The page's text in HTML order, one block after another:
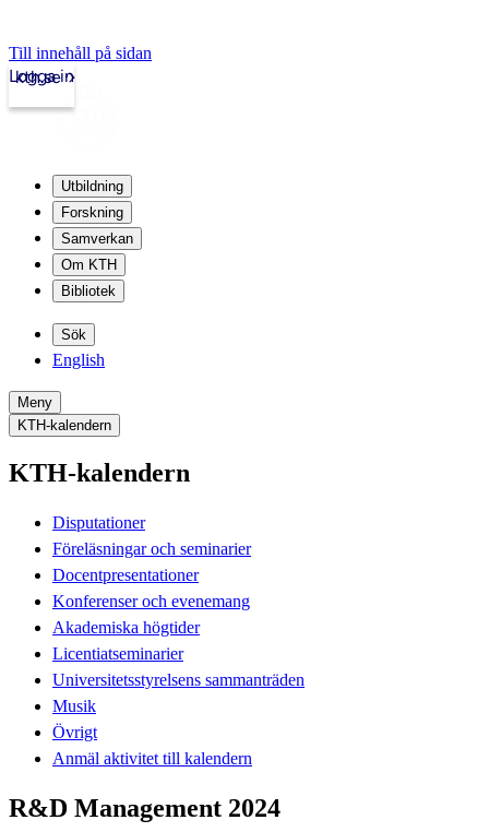
Till innehåll på sidan
kth.se
Logga in
Utbildning
Forskning
Samverkan
Om KTH
Bibliotek
Sök
English
Meny
KTH-kalendern
KTH-kalendern
Disputationer
Föreläsningar och seminarier
Docentpresentationer
Konferenser och evenemang
Akademiska högtider
Licentiatseminarier
Universitetsstyrelsens sammanträden
Musik
Övrigt
Anmäl aktivitet till kalendern
R&D Management 2024